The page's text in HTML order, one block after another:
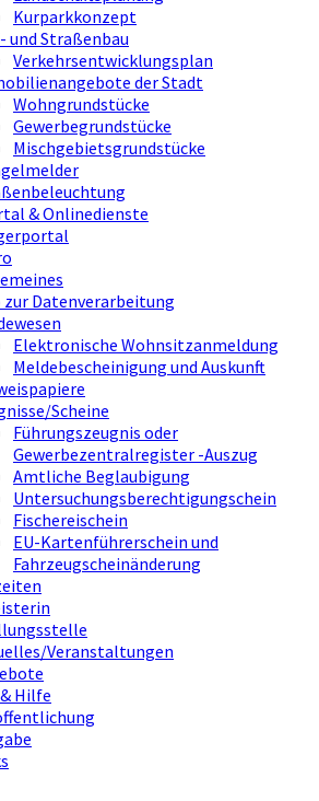
Kurparkkonzept
und Straßenbau
Verkehrsentwicklungsplan
der Stadt
Wohngrundstücke
Gewerbegrundstücke
Mischgebietsgrundstücke
& Onlinedienste
Datenverarbeitung
Elektronische Wohnsitzanmeldung
Meldebescheinigung und Auskunft
Scheine
Führungszeugnis oder
Gewerbezentralregister -Auszug
Amtliche Beglaubigung
Untersuchungsberechtigungschein
Fischereischein
EU-Kartenführerschein und
Fahrzeugscheinänderung
Veranstaltungen
Hilfe